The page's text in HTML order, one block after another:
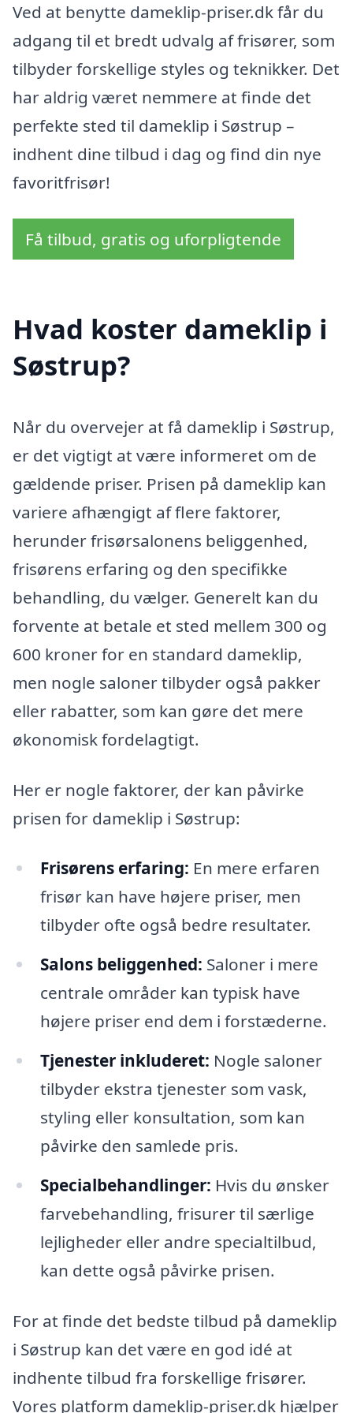
Ved at benytte dameklip-priser.dk får du
adgang til et bredt udvalg af frisører, som
tilbyder forskellige styles og teknikker. Det
har aldrig været nemmere at finde det
perfekte sted til dameklip i Søstrup –
indhent dine tilbud i dag og find din nye
favoritfrisør!
Få tilbud, gratis og uforpligtende
Hvad koster dameklip i
Søstrup?
Når du overvejer at få dameklip i Søstrup,
er det vigtigt at være informeret om de
gældende priser. Prisen på dameklip kan
variere afhængigt af flere faktorer,
herunder frisørsalonens beliggenhed,
frisørens erfaring og den specifikke
behandling, du vælger. Generelt kan du
forvente at betale et sted mellem 300 og
600 kroner for en standard dameklip,
men nogle saloner tilbyder også pakker
eller rabatter, som kan gøre det mere
økonomisk fordelagtigt.
Her er nogle faktorer, der kan påvirke
prisen for dameklip i Søstrup:
Frisørens erfaring: En mere erfaren
frisør kan have højere priser, men
tilbyder ofte også bedre resultater.
Salons beliggenhed: Saloner i mere
centrale områder kan typisk have
højere priser end dem i forstæderne.
Tjenester inkluderet: Nogle saloner
tilbyder ekstra tjenester som vask,
styling eller konsultation, som kan
påvirke den samlede pris.
Specialbehandlinger: Hvis du ønsker
farvebehandling, frisurer til særlige
lejligheder eller andre specialtilbud,
kan dette også påvirke prisen.
For at finde det bedste tilbud på dameklip
i Søstrup kan det være en god idé at
indhente tilbud fra forskellige frisører.
Vores platform dameklip-priser.dk hjælper